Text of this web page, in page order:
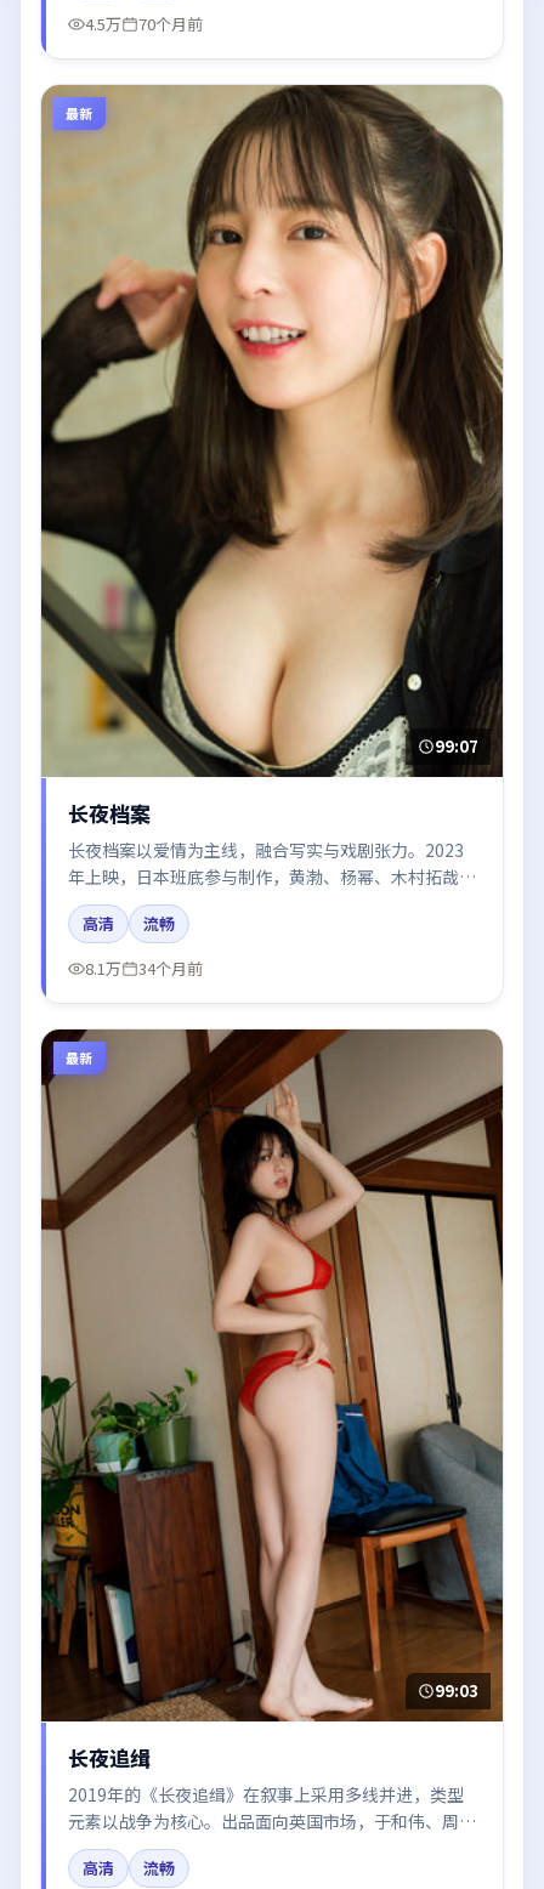
4.5万
70个月前
最新
99:07
长夜档案
长夜档案以爱情为主线，融合写实与戏剧张力。2023
年上映，日本班底参与制作，黄渤、杨幂、木村拓哉、
章子怡在片中呈现细腻表演，影像风格统一，配乐与剪
辑强化了情绪曲线。
高清
流畅
8.1万
34个月前
最新
99:03
长夜追缉
2019年的《长夜追缉》在叙事上采用多线并进，类型
元素以战争为核心。出品面向英国市场，于和伟、周冬
雨、迪丽热巴、张译、肖战所饰角色推动关键反转，结
尾留白引发讨论。
高清
流畅